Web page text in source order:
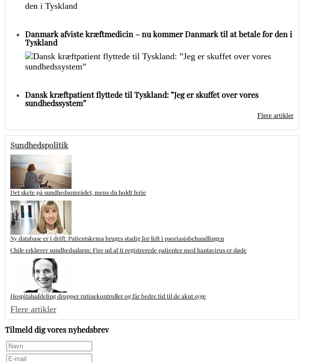
Danmark afviste kræftmedicin – nu kommer Danmark til at betale for den i
Tyskland
Dansk kræftpatient flyttede til Tyskland: ”Jeg er skuffet over vores
sundhedssystem”
Flere artikler
Sundhedspolitik
Det skete på sundhedsområdet, mens du holdt ferie
Ny database er i drift: Patientskema bruges stadig for lidt i psoriasisbehandlingen
Chile erklærer sundhedsalarm: Fire ud af ti registrerede patienter med hantavirus er døde
Hospitalsafdeling dropper rutinekontroller og får bedre tid til de akut syge
Flere artikler
Tilmeld dig vores nyhedsbrev